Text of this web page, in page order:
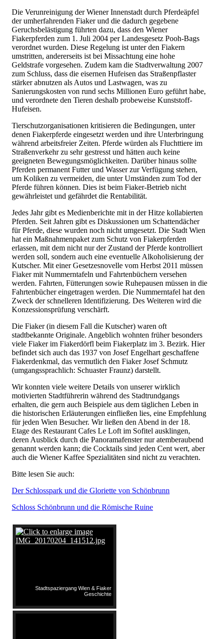
Die Verunreinigung der Wiener Innenstadt durch Pferdeäpfel
der umherfahrenden Fiaker und die dadurch gegebene
Geruchsbelästigung führten dazu, dass den Wiener
Fiakerpferden zum 1. Juli 2004 per Landesgesetz Pooh-Bags
verordnet wurden. Diese Regelung ist unter den Fiakern
umstritten, andererseits ist bei Missachtung eine hohe
Geldstrafe vorgesehen. Zudem kam die Stadtverwaltung 2007
zum Schluss, dass die eisernen Hufeisen das Straßenpflaster
stärker abnutzen als Autos und Lastwagen, was zu
Sanierungskosten von rund sechs Millionen Euro geführt habe,
und verordnete den Tieren deshalb probeweise Kunststoff-
Hufeisen.
Tierschutzorganisationen kritisieren die Bedingungen, unter
denen Fiakerpferde eingesetzt werden und ihre Unterbringung
während arbeitsfreier Zeiten. Pferde würden als Fluchttiere im
Straßenverkehr zu sehr gestresst und hätten auch keine
geeigneten Bewegungsmöglichkeiten. Darüber hinaus sollte
Pferden permanent Futter und Wasser zur Verfügung stehen,
um Koliken zu vermeiden, die unter Umständen zum Tod der
Pferde führen können. Dies ist beim Fiaker-Betrieb nicht
gewährleistet und gefährdet die Rentabilität.
Jedes Jahr gibt es Medienberichte mit in der Hitze kollabierten
Pferden. Seit Jahren gibt es Diskussionen um Schattendächer
für Pferde, diese wurden noch nicht umgesetzt. Die Stadt Wien
hat ein Maßnahmenpaket zum Schutz von Fiakerpferden
erlassen, mit dem nicht nur der Zustand der Pferde kontrolliert
werden soll, sondern auch eine eventuelle Alkoholisierung der
Kutscher. Mit einer Gesetzesnovelle vom Herbst 2011 müssen
Fiaker mit Nummerntafeln und Fahrtenbüchern versehen
werden. Fahrten, Fütterungen sowie Ruhepausen müssen in die
Fahrtenbücher eingetragen werden. Die Nummerntafel hat den
Zweck der schnelleren Identifizierung. Des Weiteren wird die
Konzessionsprüfung verschärft.
Die Fiaker (in diesem Fall die Kutscher) waren oft
stadtbekannte Originale. Angeblich wohnten früher besonders
viele Fiaker im Fiakerdörfl beim Fiakerplatz im 3. Bezirk. Hier
befindet sich auch das 1937 von Josef Engelhart geschaffene
Fiakerdenkmal, das vermutlich den Fiaker Josef Schmutz
(umgangssprachlich: Schuaster Fraunz) darstellt.
Wir konnten viele weitere Details von unserer wirklich
motivierten Stadtführerin während des Stadtrundgangs
erhalten, die gern auch Beispiele aus dem täglichen Leben in
die historischen Erläuterungen einfließen lies, eine Empfehlung
für jeden Wien Besucher. Wir ließen den Abend in der 18.
Etage des Restaurant Cafes Le Loft im Sofitel ausklingen,
deren Ausblick durch die Panoramafenster nur atemberaubend
genannt werden kann; die Cocktails sind jeden Cent wert, aber
auch die Wiener Kaffee Spezialitäten sind nicht zu verachten.
Bitte lesen Sie auch:
Der Schlosspark und die Gloriette von Schönbrunn
Schloss Schönbrunn und die Römische Ruine
Stadtspaziergang Wien & Fiaker
Geschichte